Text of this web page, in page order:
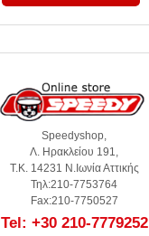
Speedyshop,
Λ. Ηρακλείου 191,
Τ.Κ. 14231 Ν.Ιωνία Αττικής
Τηλ:210-7753764
Fax:210-7750527
Tel: +30 210-7779252